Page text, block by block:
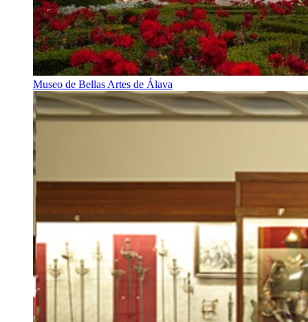
Museo de Bellas Artes de Álava